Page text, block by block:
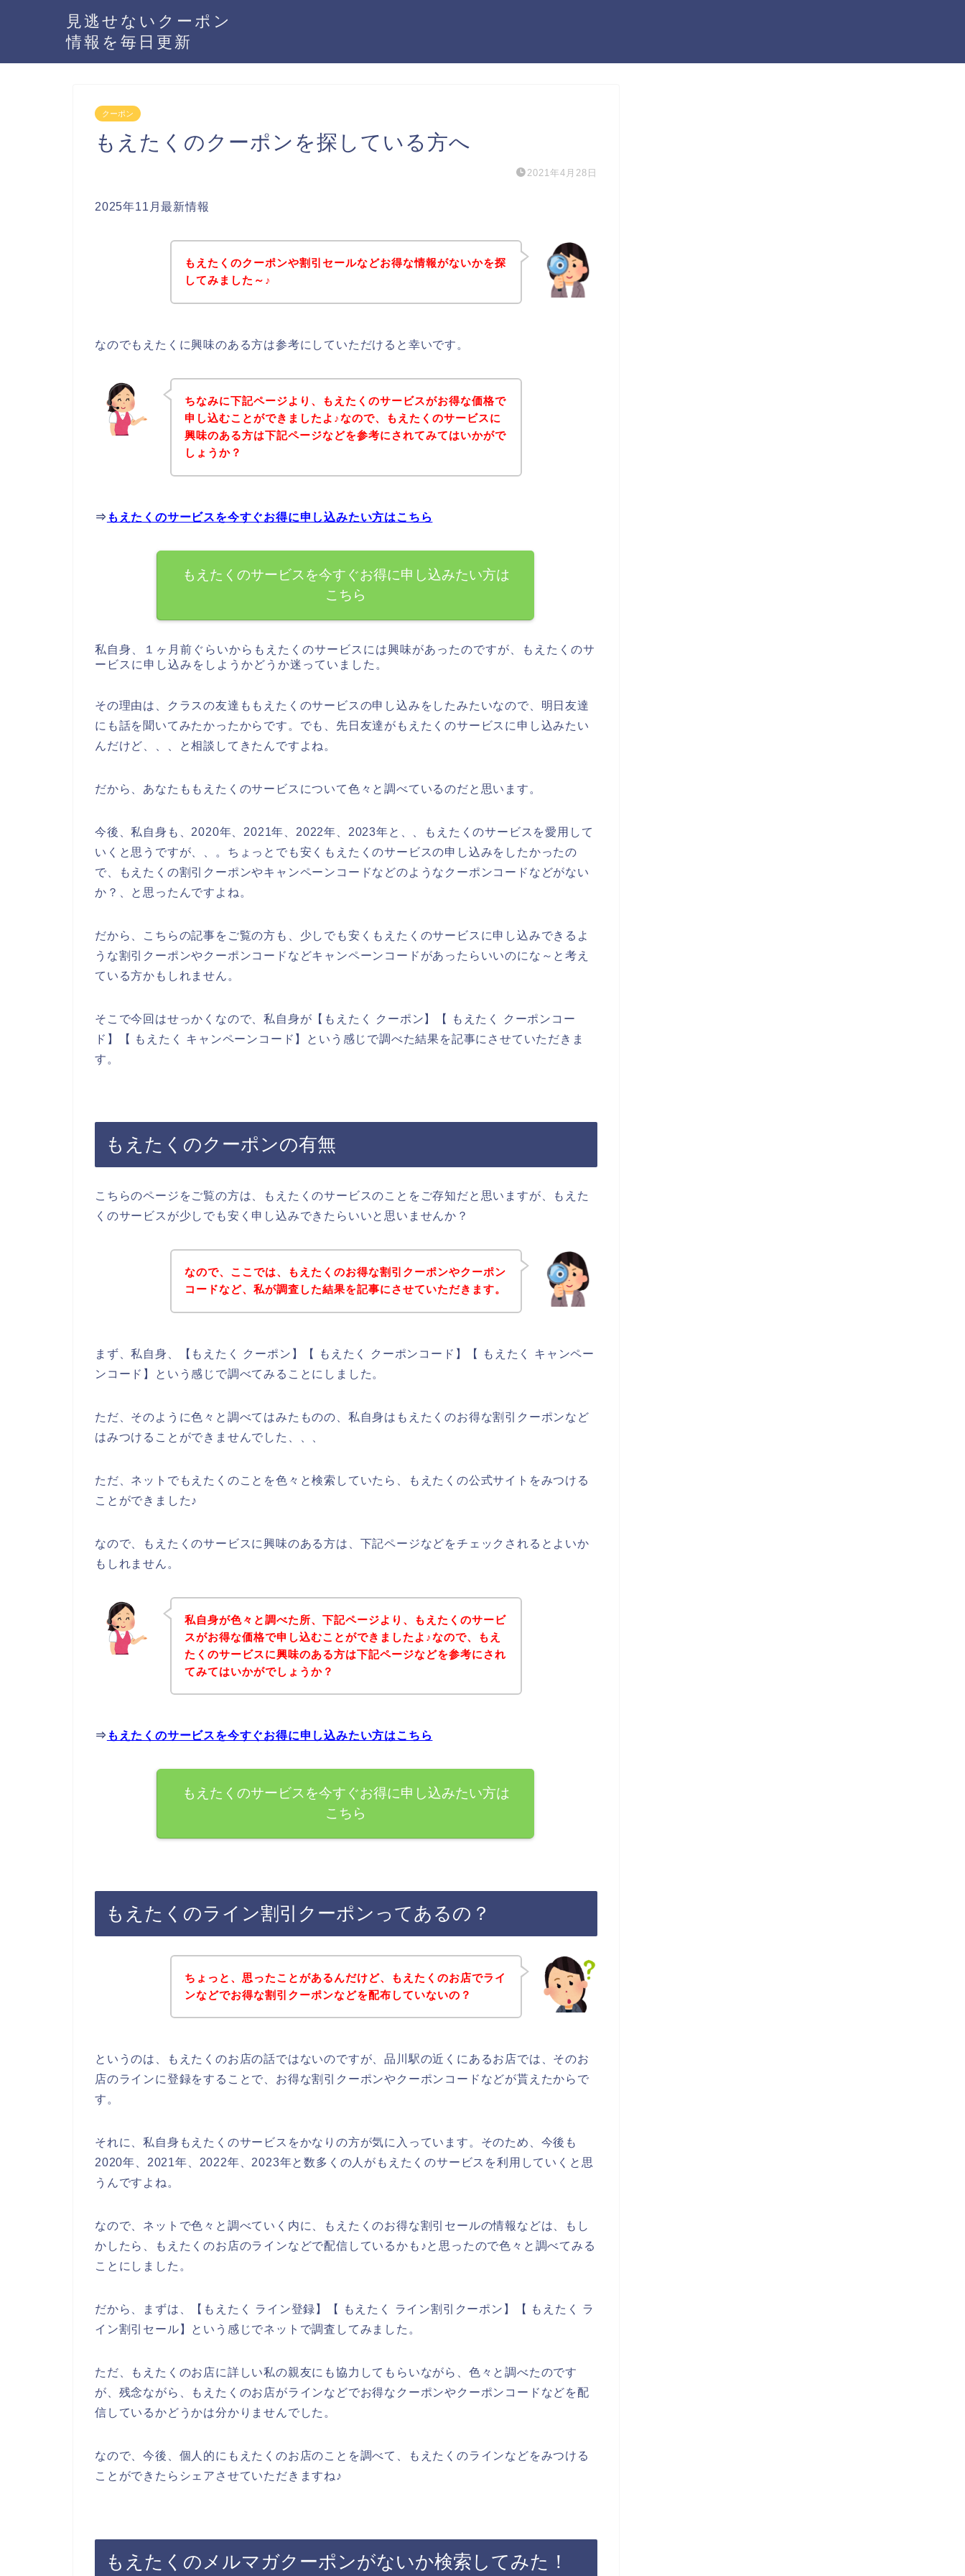
見逃せないクーポン
情報を毎日更新
クーポン
もえたくのクーポンを探している方へ
2021年4月28日
2025年11月最新情報
もえたくのクーポンや割引セールなどお得な情報がないかを探
してみました～♪
なのでもえたくに興味のある方は参考にしていただけると幸いです。
ちなみに下記ページより、もえたくのサービスがお得な価格で
申し込むことができましたよ♪なので、もえたくのサービスに
興味のある方は下記ページなどを参考にされてみてはいかがで
しょうか？
⇒ もえたくのサービスを今すぐお得に申し込みたい方はこちら
もえたくのサービスを今すぐお得に申し込みたい方は
こちら
私自身、１ヶ月前ぐらいからもえたくのサービスには興味があったのですが、もえたくのサ
ービスに申し込みをしようかどうか迷っていました。
その理由は、クラスの友達ももえたくのサービスの申し込みをしたみたいなので、明日友達
にも話を聞いてみたかったからです。でも、先日友達がもえたくのサービスに申し込みたい
んだけど、、、と相談してきたんですよね。
だから、あなたももえたくのサービスについて色々と調べているのだと思います。
今後、私自身も、2020年、2021年、2022年、2023年と、、もえたくのサービスを愛用して
いくと思うですが、、。ちょっとでも安くもえたくのサービスの申し込みをしたかったの
で、もえたくの割引クーポンやキャンペーンコードなどのようなクーポンコードなどがない
か？、と思ったんですよね。
だから、こちらの記事をご覧の方も、少しでも安くもえたくのサービスに申し込みできるよ
うな割引クーポンやクーポンコードなどキャンペーンコードがあったらいいのにな～と考え
ている方かもしれません。
そこで今回はせっかくなので、私自身が【もえたく クーポン】【 もえたく クーポンコー
ド】【 もえたく キャンペーンコード】という感じで調べた結果を記事にさせていただきま
す。
もえたくのクーポンの有無
こちらのページをご覧の方は、もえたくのサービスのことをご存知だと思いますが、もえた
くのサービスが少しでも安く申し込みできたらいいと思いませんか？
なので、ここでは、もえたくのお得な割引クーポンやクーポン
コードなど、私が調査した結果を記事にさせていただきます。
まず、私自身、【もえたく クーポン】【 もえたく クーポンコード】【 もえたく キャンペー
ンコード】という感じで調べてみることにしました。
ただ、そのように色々と調べてはみたものの、私自身はもえたくのお得な割引クーポンなど
はみつけることができませんでした、、、
ただ、ネットでもえたくのことを色々と検索していたら、もえたくの公式サイトをみつける
ことができました♪
なので、もえたくのサービスに興味のある方は、下記ページなどをチェックされるとよいか
もしれません。
私自身が色々と調べた所、下記ページより、もえたくのサービ
スがお得な価格で申し込むことができましたよ♪なので、もえ
たくのサービスに興味のある方は下記ページなどを参考にされ
てみてはいかがでしょうか？
⇒ もえたくのサービスを今すぐお得に申し込みたい方はこちら
もえたくのサービスを今すぐお得に申し込みたい方は
こちら
もえたくのライン割引クーポンってあるの？
ちょっと、思ったことがあるんだけど、もえたくのお店でライ
ンなどでお得な割引クーポンなどを配布していないの？
というのは、もえたくのお店の話ではないのですが、品川駅の近くにあるお店では、そのお
店のラインに登録をすることで、お得な割引クーポンやクーポンコードなどが貰えたからで
す。
それに、私自身もえたくのサービスをかなりの方が気に入っています。そのため、今後も
2020年、2021年、2022年、2023年と数多くの人がもえたくのサービスを利用していくと思
うんですよね。
なので、ネットで色々と調べていく内に、もえたくのお得な割引セールの情報などは、もし
かしたら、もえたくのお店のラインなどで配信しているかも♪と思ったので色々と調べてみる
ことにしました。
だから、まずは、【もえたく ライン登録】【 もえたく ライン割引クーポン】【 もえたく ラ
イン割引セール】という感じでネットで調査してみました。
ただ、もえたくのお店に詳しい私の親友にも協力してもらいながら、色々と調べたのです
が、残念ながら、もえたくのお店がラインなどでお得なクーポンやクーポンコードなどを配
信しているかどうかは分かりませんでした。
なので、今後、個人的にもえたくのお店のことを調べて、もえたくのラインなどをみつける
ことができたらシェアさせていただきますね♪
もえたくのメルマガクーポンがないか検索してみた！